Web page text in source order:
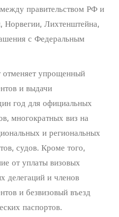
правительством РФ и
Норвегии, Лихтенштейна,
с Федеральным
упрощенный
и выдачи
год для официальных
многократных виз на
и региональных
судов. Кроме того,
от уплаты визовых
делегаций и членов
и безвизовый въезд
паспортов.